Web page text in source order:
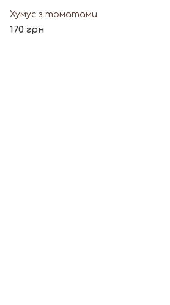
Хумус з томатами
170 грн